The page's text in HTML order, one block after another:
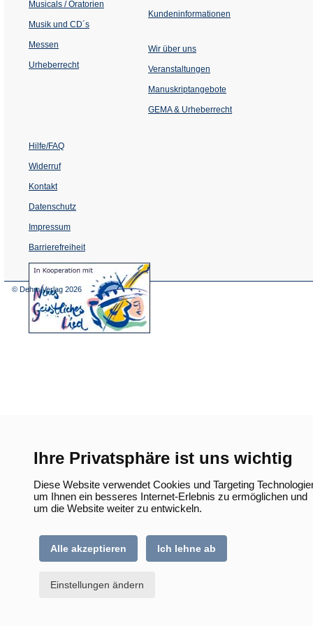
Ihre Privatsphäre ist uns wichtig
Diese Website verwendet Cookies und Targeting
um Ihnen ein besseres Internet-Erlebnis zu ermöglichen und
um die Website weiter zu entwickeln.
Alle akzeptieren Ich lehne ab
Einstellungen ändern
Musicals / Oratorien
Musik und CD´s
Messen
Urheberrecht
Kundeninformationen
Wir über uns
Veranstaltungen
einem
Tab)
Manuskriptangebote
GEMA & Urheberrecht
Hilfe/FAQ
Widerruf
Kontakt
Datenschutz
Impressum
Barrierefreiheit
(Öffnet
in
© Dehm Verlag 2026